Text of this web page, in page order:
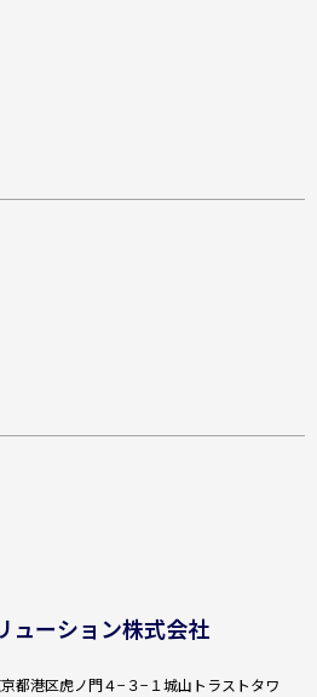
ューション株式会社
都港区虎ノ門４−３−１城山トラストタワ